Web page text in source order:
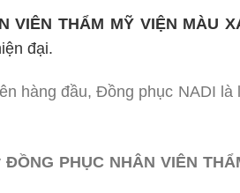
VIÊN THẨM MỸ VIỆN MÀU
đại.
hàng đầu, Đồng phục NADI
ĐỒNG PHỤC NHÂN VIÊN